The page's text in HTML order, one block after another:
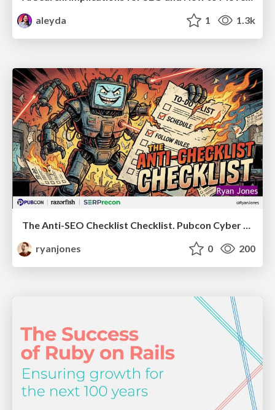
aleyda
1 1.3k
The Anti-SEO Checklist Checklist. Pubcon Cyber Week
ryanjones
0 200